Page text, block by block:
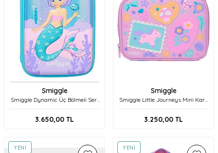
Smiggle
Smiggle Dynamic Üç Bölmeli Sert
3.650,00 TL
Smiggle
Smiggle Little Journeys Mini Kare
3.250,00 TL
YENI YENI